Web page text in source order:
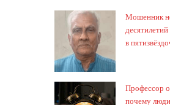
Мошенник
в
Профессор
почему